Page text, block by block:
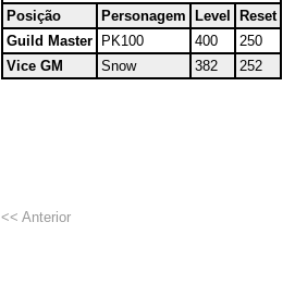
Posição
Personagem Level
Reset
Guild Master
PK100 400
250
Vice GM
Snow 382 252
<< Anterior